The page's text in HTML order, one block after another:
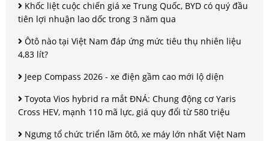
Khốc liệt cuộc chiến giá xe Trung Quốc, BYD có quý đầu
tiên lợi nhuận lao dốc trong 3 năm qua
Ôtô nào tại Việt Nam đáp ứng mức tiêu thụ nhiên liệu
4,83 lít?
Jeep Compass 2026 - xe điện gầm cao mới lộ diện
Toyota Vios hybrid ra mắt ĐNÁ: Chung động cơ Yaris
Cross HEV, mạnh 110 mã lực, giá quy đổi từ 580 triệu
Ngưng tổ chức triển lãm ôtô, xe máy lớn nhất Việt Nam